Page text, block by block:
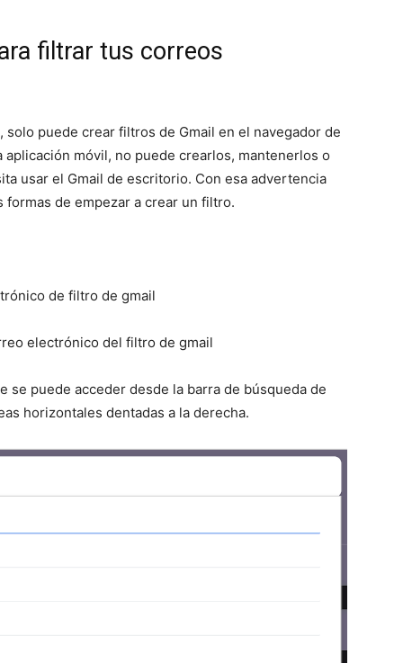
filtrar tus correos
puede crear filtros de Gmail en el navegador de
móvil, no puede crearlos, mantenerlos o
usar el Gmail de escritorio. Con esa advertencia
de empezar a crear un filtro.
se puede acceder desde la barra de búsqueda de
horizontales dentadas a la derecha.